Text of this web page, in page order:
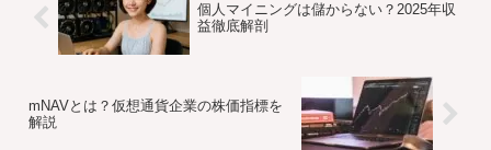
個人マイニングは儲からない？2025年収
益徹底解剖
mNAVとは？仮想通貨企業の株価指標を
解説